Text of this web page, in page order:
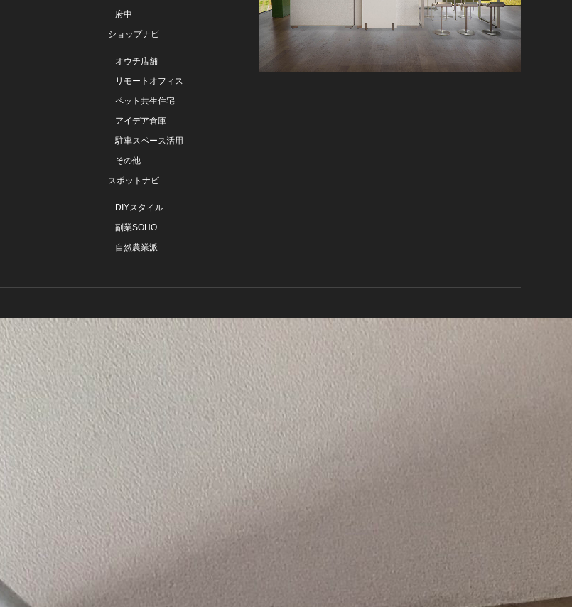
府中
ショップナビ
オウチ店舗
リモートオフィス
ペット共生住宅
アイデア倉庫
駐車スペース活用
その他
スポットナビ
DIYスタイル
副業SOHO
自然農業派